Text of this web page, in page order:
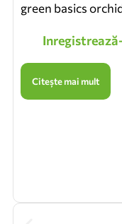
green basics
Citește mai mult